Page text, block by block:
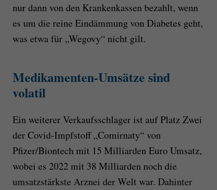
nur dann von den Krankenkassen bezahlt, wenn
es um die reine Eindämmung von Diabetes geht,
was etwa für „Wegovy“ nicht gilt.
Medikamenten-Umsätze sind
volatil
Ein weiterer Verkaufsschlager ist auf Platz Zwei
der Covid-Impfstoff „Comirnaty“ von
Pfizer/Biontech mit 15 Milliarden Euro Umsatz,
wobei es 2022 mit 38 Milliarden noch die
umsatzstärkste Arznei der Welt war. Dahinter